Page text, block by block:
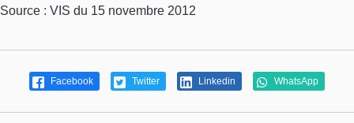
Source : VIS du 15 novembre 2012
Facebook Twitter Linkedin WhatsApp